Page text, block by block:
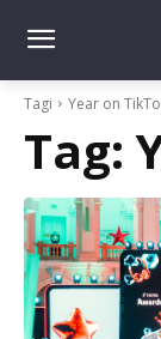
Tagi Year on
Tag: